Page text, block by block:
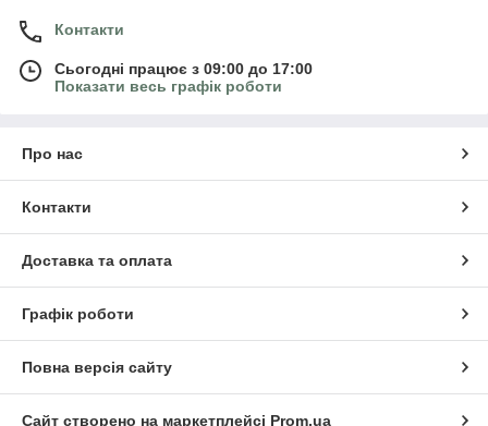
Контакти
Сьогодні працює з 09:00 до 17:00
Показати весь графік роботи
Про нас
Контакти
Доставка та оплата
Графік роботи
Повна версія сайту
Сайт створено на маркетплейсі Prom.ua